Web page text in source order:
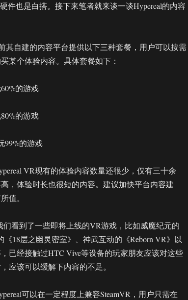
件也是白搭。接下来笔者就来谈一谈Hypereal的内容
其自建的内容平台提供以下三种套餐，用户可以按需
某个体验内容。具体套餐如下：
的游戏
的游戏
99%的游戏
VR现有的体验内容数量还很少，仅有三十余
，体验时长也很短的内容。建议加快平台内容建
值。
们看到了一些即将上线的VR游戏，比如威魔纪元的
《18层之幽灵密室》、神武互动的《Reborn VR》以
已经接触过HTC Vive等设备的玩家朋友应该对这些
应该可以缓解下内容的不足。
可以在一定程度上兼容SteamVR，用户只需在